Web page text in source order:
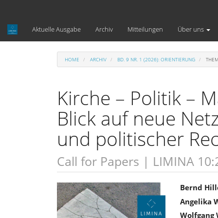
SidebarAktuelle Ausgabe Archiv Mitteilungen Über uns
HOME ARCHIV BD. 9 NR. 1 (2026): ORIENTIERUNG
Kirche – Politik –
Blick auf neue
und politischer
Call for Papers | LIMINA
Artikel-
Sidebar
Bernd
Angelika
Wolfgang